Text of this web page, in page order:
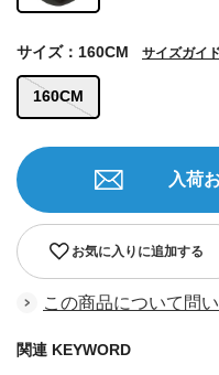
160CM
サイズ：160CM サイズガイ
お気に入りに追加する
入荷
この商品について問
関連 KEYWORD